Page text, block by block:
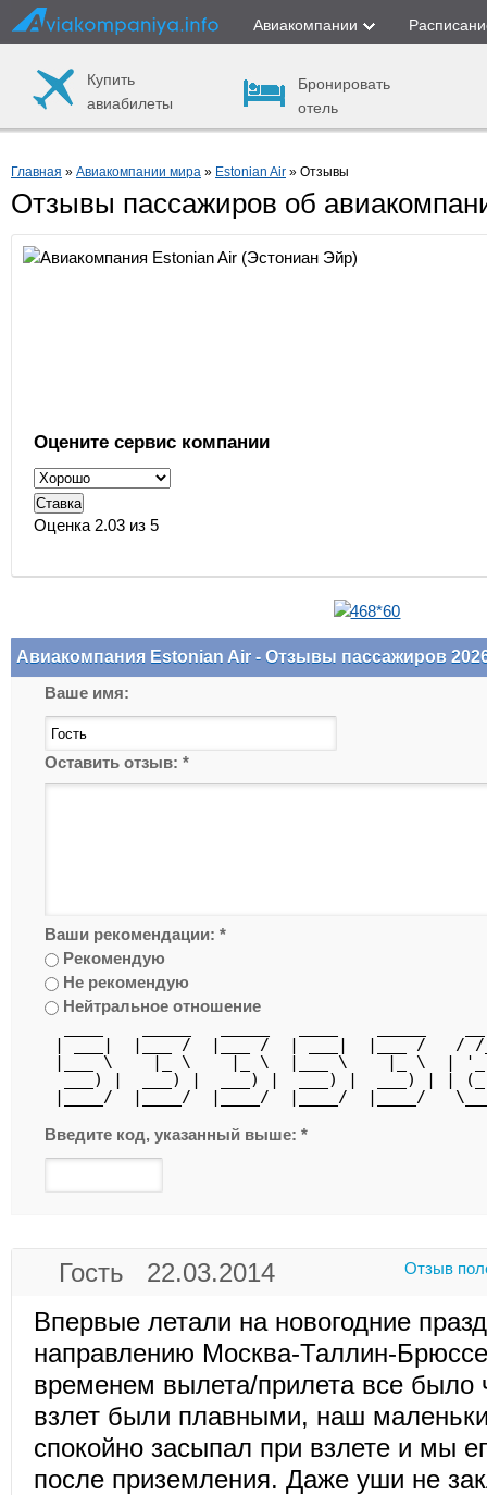
Авиакомпании
Купить
авиабилеты
Бронировать
отель
Главная » Авиакомпании мира » Estonian Air » Отзывы
Отзывы пассажиров об
Оцените сервис компании
Оценка 2.03 из 5
Авиакомпания Estonian Air - Отзывы пассажиров
Ваше имя:
Оставить отзыв: *
Ваши рекомендации: *
Рекомендую
Не рекомендую
Нейтральное отношение
| ___|  |___ /  |___ /  | ___|  |___ /
|___ \    |_ \    |_ \  |___ \    |_ \  |
___) |  ___) |  ___) |  ___) |  ___) | |
|____/  |____/  |____/  |____/  |____/
Введите код, указанный выше: *
Гость 22.03.2014 Отзыв
Впервые летали на новогодние
направлению Москва-Таллин-
временем вылета/прилета все было
взлет были плавными, наш
спокойно засыпал при взлете и мы
после приземления. Даже уши не